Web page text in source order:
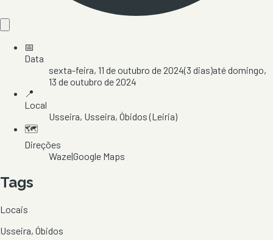
📅
Data
sexta-feira, 11 de outubro de 2024(3 dias)atédomingo,
13 de outubro de 2024
📍
Local
Usseira, Usseira, Óbidos(Leiria)
🗺️
Direções
Waze|Google Maps
Tags
Locais
Usseira, Óbidos